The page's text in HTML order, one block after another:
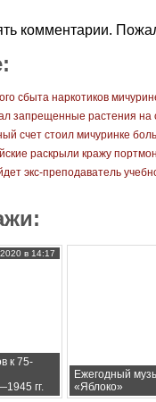
комментарии.
сбыта наркотиков
запрещенные растения на
счет стоил мичуринке
раскрыли кражу
экс-преподаватель
к 75-
гг.
в 14:17
Ежегодный
«Яблоко»